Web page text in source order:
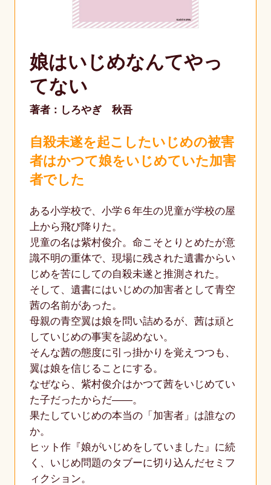
娘はいじめなんてやっ
てない
著者：しろやぎ 秋吾
自殺未遂を起こしたいじめの被害
者はかつて娘をいじめていた加害
者でした
ある小学校で、小学６年生の児童が学校の屋
上から飛び降りた。
児童の名は紫村俊介。命こそとりとめたが意
識不明の重体で、現場に残された遺書からい
じめを苦にしての自殺未遂と推測された。
そして、遺書にはいじめの加害者として青空
茜の名前があった。
母親の青空翼は娘を問い詰めるが、茜は頑と
していじめの事実を認めない。
そんな茜の態度に引っ掛かりを覚えつつも、
翼は娘を信じることにする。
なぜなら、紫村俊介はかつて茜をいじめてい
た子だったからだ――。
果たしていじめの本当の「加害者」は誰なの
か。
ヒット作『娘がいじめをしていました』に続
く、いじめ問題のタブーに切り込んだセミフ
ィクション。